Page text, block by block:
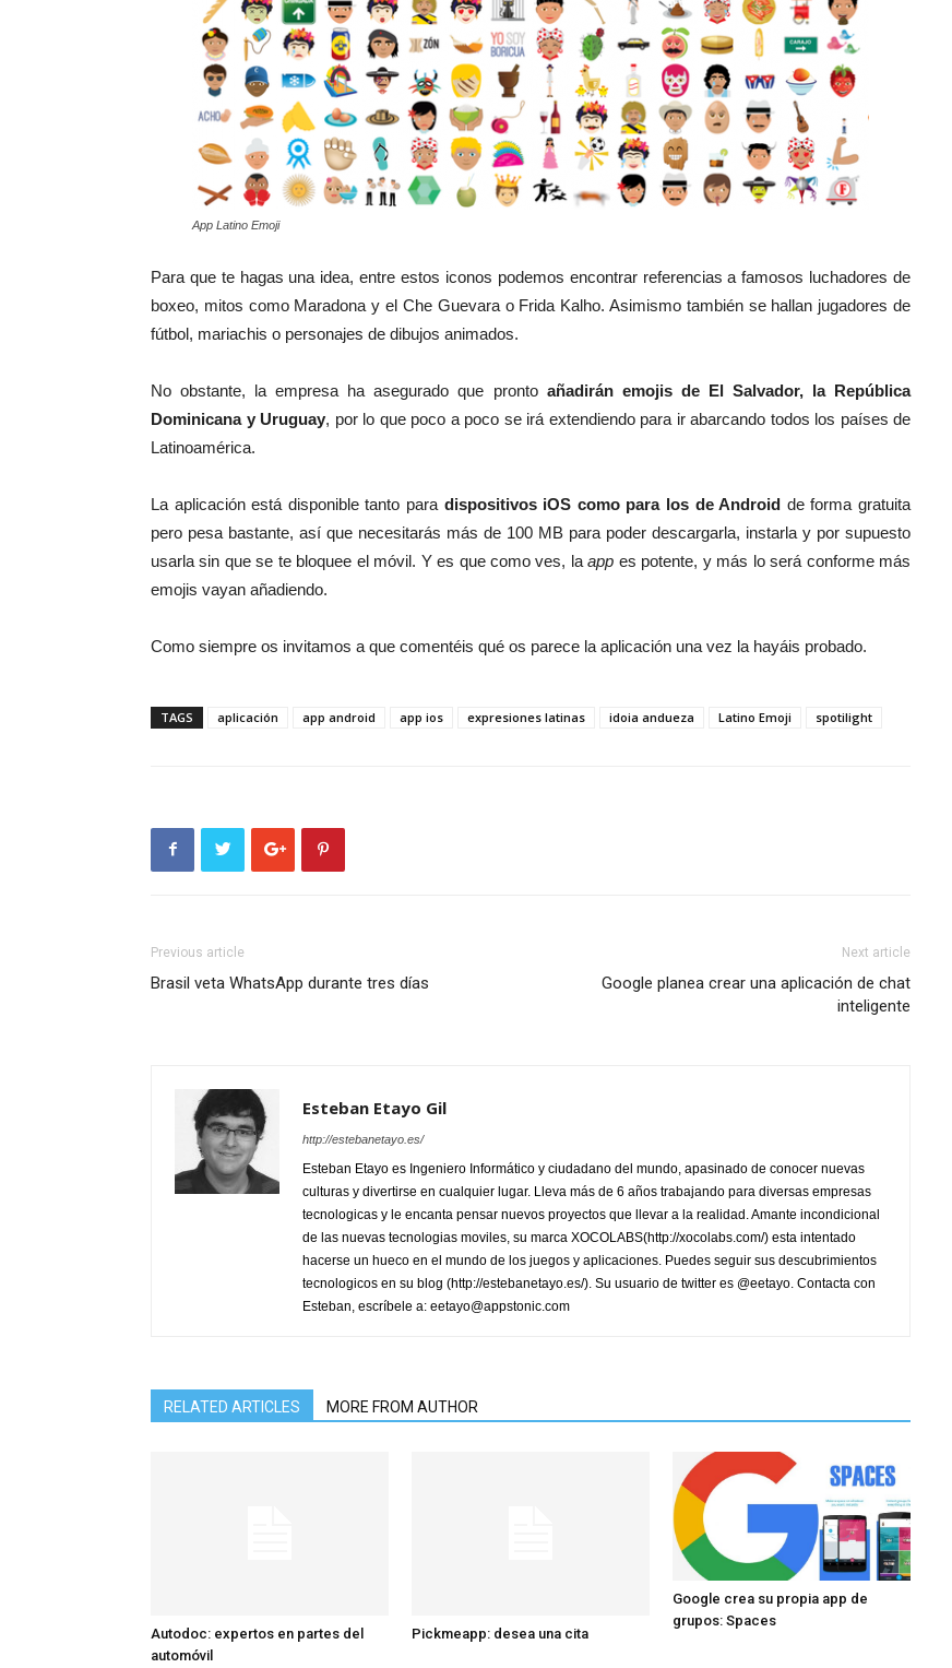
App Latino Emoji
Para que te hagas una idea, entre estos iconos podemos encontrar referencias a famosos luchadores de
boxeo, mitos como Maradona y el Che Guevara o Frida Kalho. Asimismo también se hallan jugadores de
fútbol, mariachis o personajes de dibujos animados.
No obstante, la empresa ha asegurado que pronto añadirán emojis de El Salvador, la República
Dominicana y Uruguay, por lo que poco a poco se irá extendiendo para ir abarcando todos los países de
Latinoamérica.
La aplicación está disponible tanto para dispositivos iOS como para los de Android de forma gratuita
pero pesa bastante, así que necesitarás más de 100 MB para poder descargarla, instarla y por supuesto
usarla sin que se te bloquee el móvil. Y es que como ves, laapp es potente, y más lo será conforme más
emojis vayan añadiendo.
Como siempre os invitamos a que comentéis qué os parece la aplicación una vez la hayáis probado.
TAGS aplicación app android app ios expresiones latinas idoia andueza Latino Emoji spotilight
Previous article
Brasil veta WhatsApp durante tres días
Next article
Google planea crear una aplicación de chat
inteligente
Esteban Etayo Gil
http://estebanetayo.es/
Esteban Etayo es Ingeniero Informático y ciudadano del mundo, apasinado de conocer nuevas
culturas y divertirse en cualquier lugar. Lleva más de 6 años trabajando para diversas empresas
tecnologicas y le encanta pensar nuevos proyectos que llevar a la realidad. Amante incondicional
de las nuevas tecnologias moviles, su marca XOCOLABS(http://xocolabs.com/) esta intentado
hacerse un hueco en el mundo de los juegos y aplicaciones. Puedes seguir sus descubrimientos
tecnologicos en su blog (http://estebanetayo.es/). Su usuario de twitter es @eetayo. Contacta con
Esteban, escríbele a: eetayo@appstonic.com
RELATED ARTICLES MORE FROM AUTHOR
Autodoc: expertos en partes del
automóvil
Pickmeapp: desea una cita
Google crea su propia app de
grupos: Spaces